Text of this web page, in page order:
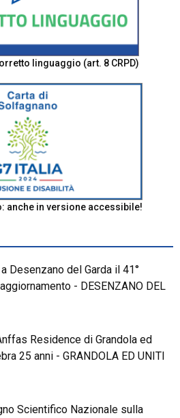
linguaggio (art. 8 CRPD)
anche in versione accessibile!
Desenzano del Garda il 41°
- DESENZANO DEL
Residence di Grandola ed
25 anni - GRANDOLA ED UNITI
Scientifico Nazionale sulla